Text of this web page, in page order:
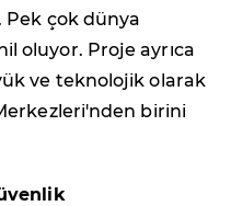
Pek çok dünya
oluyor. Proje ayrıca
ve teknolojik olarak
birini